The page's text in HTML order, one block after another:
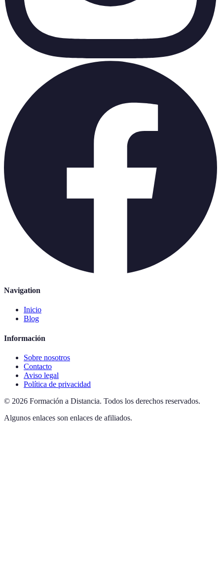
Navigation
Inicio
Blog
Información
Sobre nosotros
Contacto
Aviso legal
Política de privacidad
© 2026 Formación a Distancia. Todos los derechos reservados.
Algunos enlaces son enlaces de afiliados.